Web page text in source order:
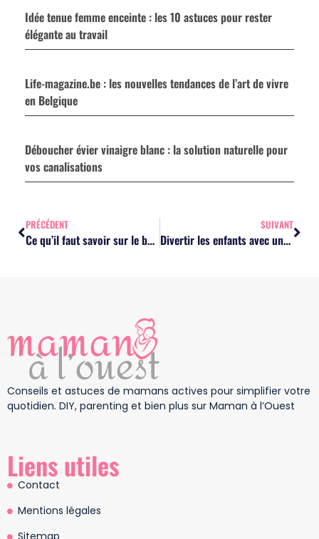
Idée tenue femme enceinte : les 10 astuces pour rester
élégante au travail
Life-magazine.be : les nouvelles tendances de l’art de vivre
en Belgique
Déboucher évier vinaigre blanc : la solution naturelle pour
vos canalisations
PRÉCÉDENT
Ce qu’il faut savoir sur le bola de grossesse
SUIVANT
Divertir les enfants avec une aire de jeux gonflable
Conseils et astuces de mamans actives pour simplifier votre
quotidien. DIY, parenting et bien plus sur Maman à l’Ouest
Liens utiles
Contact
Mentions légales